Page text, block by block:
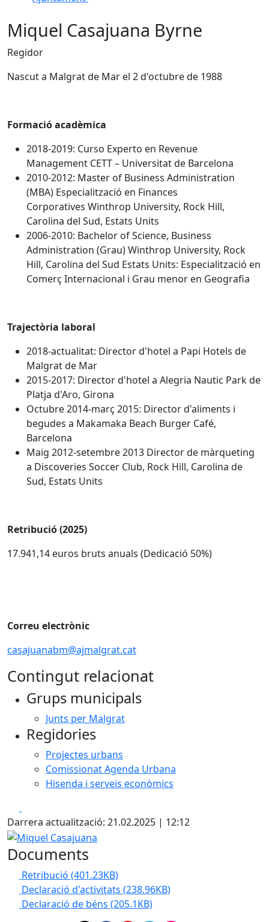
Miquel Casajuana Byrne
Regidor
Nascut a Malgrat de Mar el 2 d'octubre de 1988
Formació acadèmica
2018-2019: Curso Experto en Revenue
Management CETT – Universitat de Barcelona
2010-2012: Master of Business Administration
(MBA) Especialització en Finances
Corporatives Winthrop University, Rock Hill,
Carolina del Sud, Estats Units
2006-2010: Bachelor of Science, Business
Administration (Grau) Winthrop University, Rock
Hill, Carolina del Sud Estats Units: Especialització en
Comerç Internacional i Grau menor en Geografia
Trajectòria laboral
2018-actualitat: Director d'hotel a Papi Hotels de
Malgrat de Mar
2015-2017: Director d'hotel a Alegria Nautic Park de
Platja d'Aro, Girona
Octubre 2014-març 2015: Director d'aliments i
begudes a Makamaka Beach Burger Café,
Barcelona
Maig 2012-setembre 2013 Director de màrqueting
a Discoveries Soccer Club, Rock Hill, Carolina de
Sud, Estats Units
Retribució (2025)
17.941,14 euros bruts anuals (Dedicació 50%)
Correu electrònic
casajuanabm@ajmalgrat.cat
Contingut relacionat
Grups municipals
Junts per Malgrat
Regidories
Projectes urbans
Comissionat Agenda Urbana
Hisenda i serveis econòmics
Darrera actualització: 21.02.2025 | 12:12
Miquel Casajuana
Documents
Retribució (401.23KB)
Declaració d'activitats (238.96KB)
Declaració de béns (205.1KB)